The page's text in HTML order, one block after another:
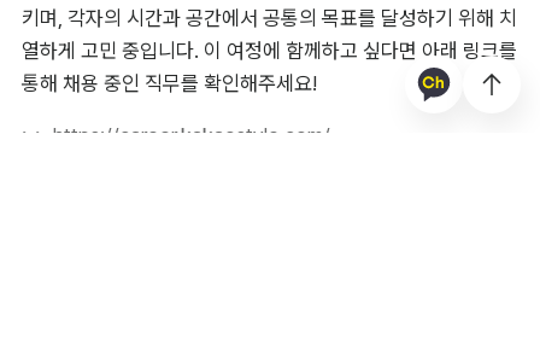
키며, 각자의 시간과 공간에서 공통의 목표를 달성하기 위해 치
열하게 고민 중입니다. 이 여정에 함께하고 싶다면 아래 링크를
통해 채용 중인 직무를 확인해주세요!
>> https://career.kakaostyle.com/